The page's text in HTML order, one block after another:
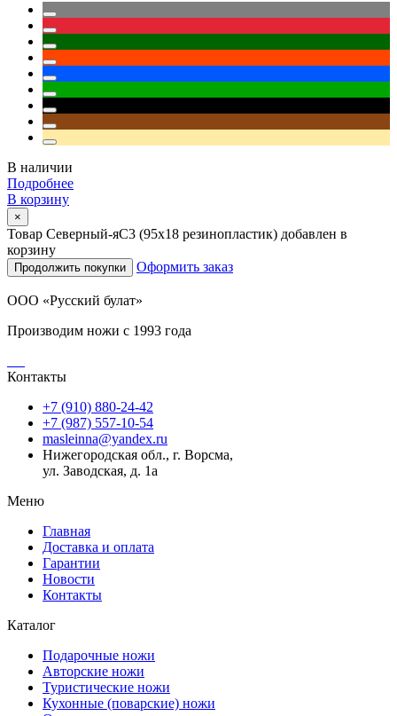
В наличии
Подробнее
В корзину
×
Товар Северный-яС3 (95х18 резинопластик) добавлен в
корзину
Продолжить покупки Оформить заказ
ООО «Русский булат»
Производим ножи с 1993 года
Контакты
+7 (910) 880-24-42
+7 (987) 557-10-54
masleinna@yandex.ru
Нижегородская обл., г. Ворсма,
ул. Заводская, д. 1а
Меню
Главная
Доставка и оплата
Гарантии
Новости
Контакты
Каталог
Подарочные ножи
Авторские ножи
Туристические ножи
Кухонные (поварские) ножи